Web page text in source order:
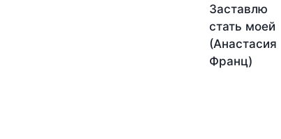
Заставлю
стать моей
(Анастасия
Франц)